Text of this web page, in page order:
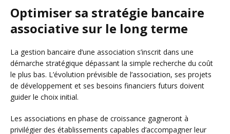
Optimiser sa stratégie bancaire
associative sur le long terme
La gestion bancaire d’une association s’inscrit dans une
démarche stratégique dépassant la simple recherche du coût
le plus bas. L’évolution prévisible de l’association, ses projets
de développement et ses besoins financiers futurs doivent
guider le choix initial.
Les associations en phase de croissance gagneront à
privilégier des établissements capables d’accompagner leur